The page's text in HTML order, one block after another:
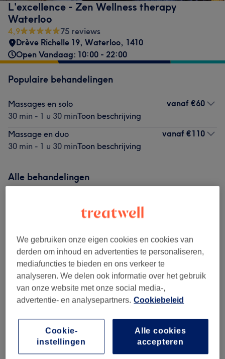
L'excellence - Zen Wellness therapy
Waterloo
4,9
75 reviews
Drève Richelle 19, Waterloo, 1410
Open Vandaag: 10:00 - 22:00
Populaire behandelingen
Massages en solo
30 min - 1 u 30 minToon beschrijving
vanaf €60
Massage en duo
30 min - 1 u 30 minToon beschrijving
vanaf €110
Alle behandelingen
L'Excellence Massages - Treatwell
Reviews
4,9 75 reviews
Ambiance
Hygiëne
We gebruiken onze eigen cookies en cookies van
derden om inhoud en advertenties te personaliseren,
mediafuncties te bieden en ons verkeer te
analyseren. We delen ook informatie over het gebruik
van onze website met onze social media-,
advertentie- en analysepartners. Cookiebeleid
Alle cookies
accepteren
Cookie-
instellingen